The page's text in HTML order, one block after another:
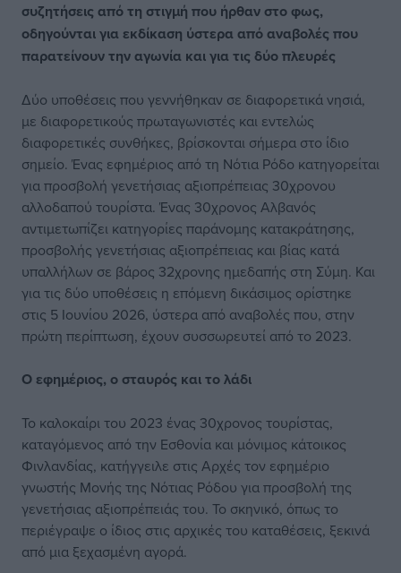
συζητήσεις από τη στιγμή που ήρθαν στο φως,
οδηγούνται για εκδίκαση ύστερα από αναβολές που
παρατείνουν την αγωνία και για τις δύο πλευρές
Δύο υποθέσεις που γεννήθηκαν σε διαφορετικά νησιά,
με διαφορετικούς πρωταγωνιστές και εντελώς
διαφορετικές συνθήκες, βρίσκονται σήμερα στο ίδιο
σημείο. Ένας εφημέριος από τη Νότια Ρόδο κατηγορείται
για προσβολή γενετήσιας αξιοπρέπειας 30χρονου
αλλοδαπού τουρίστα. Ένας 30χρονος Αλβανός
αντιμετωπίζει κατηγορίες παράνομης κατακράτησης,
προσβολής γενετήσιας αξιοπρέπειας και βίας κατά
υπαλλήλων σε βάρος 32χρονης ημεδαπής στη Σύμη. Και
για τις δύο υποθέσεις η επόμενη δικάσιμος ορίστηκε
στις 5 Ιουνίου 2026, ύστερα από αναβολές που, στην
πρώτη περίπτωση, έχουν συσσωρευτεί από το 2023.
Ο εφημέριος, ο σταυρός και το λάδι
Το καλοκαίρι του 2023 ένας 30χρονος τουρίστας,
καταγόμενος από την Εσθονία και μόνιμος κάτοικος
Φινλανδίας, κατήγγειλε στις Αρχές τον εφημέριο
γνωστής Μονής της Νότιας Ρόδου για προσβολή της
γενετήσιας αξιοπρέπειάς του. Το σκηνικό, όπως το
περιέγραψε ο ίδιος στις αρχικές του καταθέσεις, ξεκινά
από μια ξεχασμένη αγορά.